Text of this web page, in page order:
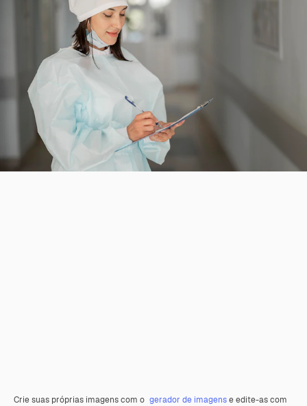
Crie suas próprias imagens com o gerador de imagense edite-as com